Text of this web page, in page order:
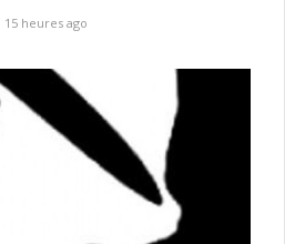
15 heures ago